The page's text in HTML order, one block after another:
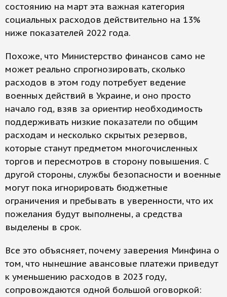
состоянию на март эта важная категория
социальных расходов действительно на 13%
ниже показателей 2022 года.
Похоже, что Министерство финансов само не
может реально спрогнозировать, сколько
расходов в этом году потребует ведение
военных действий в Украине, и оно просто
начало год, взяв за ориентир необходимость
поддерживать низкие показатели по общим
расходам и несколько скрытых резервов,
которые станут предметом многочисленных
торгов и пересмотров в сторону повышения. С
другой стороны, службы безопасности и военные
могут пока игнорировать бюджетные
ограничения и пребывать в уверенности, что их
пожелания будут выполнены, а средства
выделены в срок.
Все это объясняет, почему заверения Минфина о
том, что нынешние авансовые платежи приведут
к уменьшению расходов в 2023 году,
сопровождаются одной большой оговоркой: